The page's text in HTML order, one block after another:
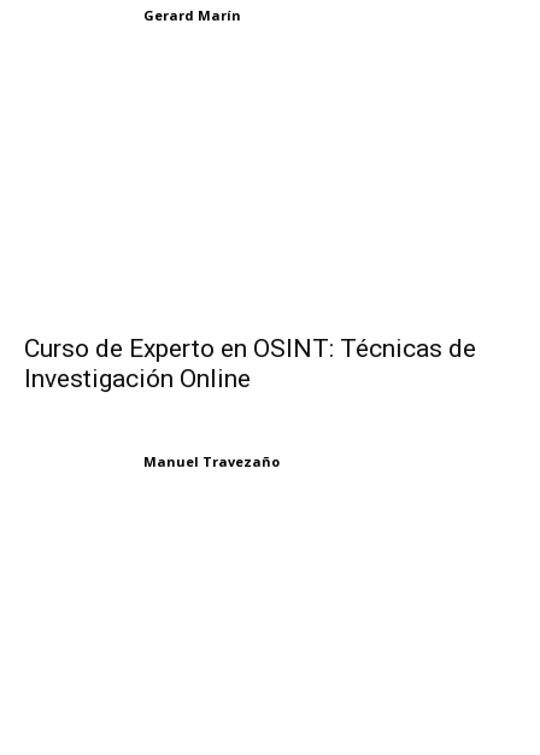
Gerard Marín
Curso de Experto en OSINT: Técnicas de
Investigación Online
Manuel Travezaño